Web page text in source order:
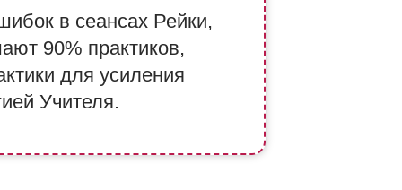
в сеансах Рейки,
90% практиков,
для усиления
Учителя.